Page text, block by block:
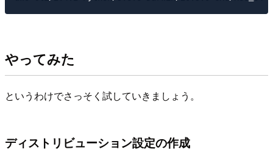
やってみた
というわけでさっそく試していきましょう。
ディストリビューション設定の作成